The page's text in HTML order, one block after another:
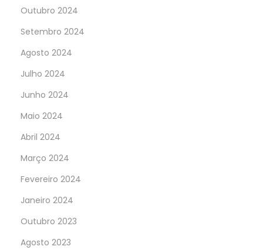
Outubro 2024
Setembro 2024
Agosto 2024
Julho 2024
Junho 2024
Maio 2024
Abril 2024
Março 2024
Fevereiro 2024
Janeiro 2024
Outubro 2023
Agosto 2023